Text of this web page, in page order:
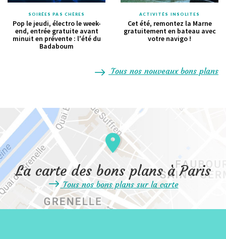
SOIRÉES PAS CHÈRES
Pop le jeudi, électro le week-
end, entrée gratuite avant
minuit en prévente : l'été du
Badaboum
ACTIVITÉS INSOLITES
Cet été, remontez la Marne
gratuitement en bateau avec
votre navigo !
Tous nos nouveaux bons plans
La carte des bons plans à Paris
Tous nos bons plans sur la carte